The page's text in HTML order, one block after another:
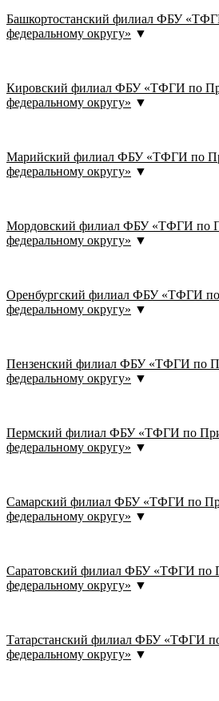
Башкортостанский филиал ФБУ
федеральному округу» ▼
Кировский филиал ФБУ «ТФГИ по
федеральному округу» ▼
Марийский филиал ФБУ «ТФГИ по
федеральному округу» ▼
Мордовский филиал ФБУ «ТФГИ по
федеральному округу» ▼
Оренбургский филиал ФБУ «ТФГИ
федеральному округу» ▼
Пензенский филиал ФБУ «ТФГИ по
федеральному округу» ▼
Пермский филиал ФБУ «ТФГИ по
федеральному округу» ▼
Самарский филиал ФБУ «ТФГИ по
федеральному округу» ▼
Саратовский филиал ФБУ «ТФГИ по
федеральному округу» ▼
Татарстанский филиал ФБУ «ТФГИ
федеральному округу» ▼